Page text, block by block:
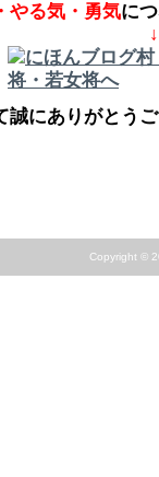
やる気・勇気に
↓
誠にありがと
Copyright ©